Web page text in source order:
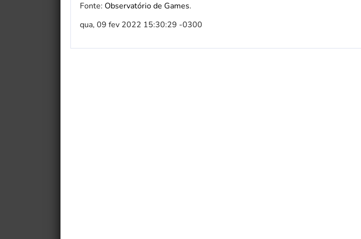
Fonte: Observatório de Games.
qua, 09 fev 2022 15:30:29 -0300